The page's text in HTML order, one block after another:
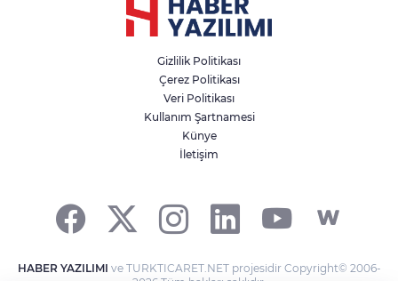
Gizlilik Politikası
Çerez Politikası
Veri Politikası
Kullanım Şartnamesi
Künye
İletişim
HABER YAZILIMI ve TURKTICARET.NET projesidir Copyright© 2006-